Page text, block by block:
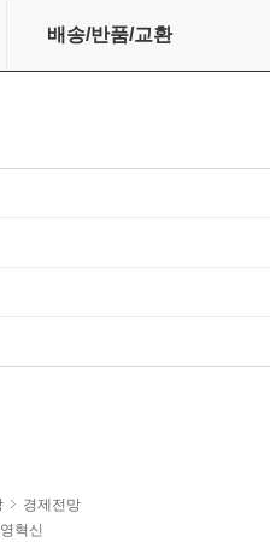
트렌드와 주요 기업별 사업
배송/반품/교환
경제전망
혁신